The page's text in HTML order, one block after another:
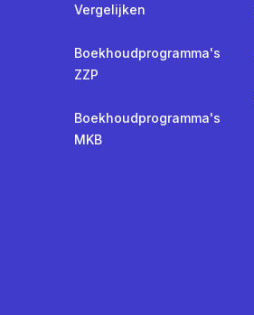
Vergelijken
Boekhoudprogramma's
ZZP
Boekhoudprogramma's
MKB